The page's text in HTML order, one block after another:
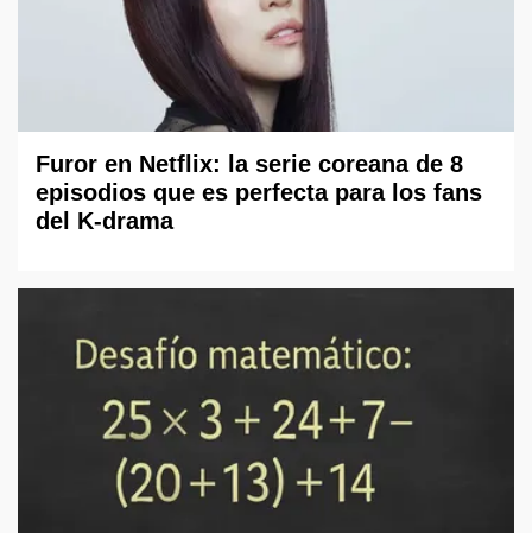
Furor en Netflix: la serie coreana de 8
episodios que es perfecta para los fans
del K-drama